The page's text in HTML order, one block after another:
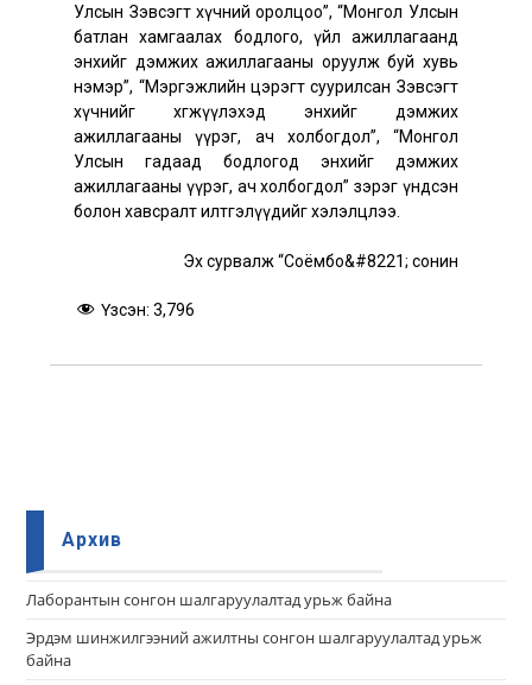
Улсын Зэвсэгт хүчний оролцоо”, “Монгол Улсын
батлан хамгаалах бодлого, үйл ажиллагаанд
энхийг дэмжих ажиллагааны оруулж буй хувь
нэмэр”, “Мэргэжлийн цэрэгт суурилсан Зэвсэгт
хүчнийг хөгжүүлэхэд энхийг дэмжих
ажиллагааны үүрэг, ач холбогдол”, “Монгол
Улсын гадаад бодлогод энхийг дэмжих
ажиллагааны үүрэг, ач холбогдол” зэрэг үндсэн
болон хавсралт илтгэлүүдийг хэлэлцлээ.
Эх сурвалж “Соёмбо&#8221; сонин
Үзсэн: 3,796
Архив
Лаборантын сонгон шалгаруулалтад урьж байна
Эрдэм шинжилгээний ажилтны сонгон шалгаруулалтад урьж
байна